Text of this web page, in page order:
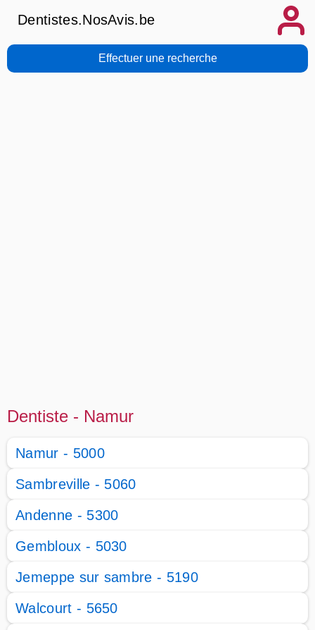
Dentistes.NosAvis.be
Effectuer une recherche
Dentiste - Namur
Namur - 5000
Sambreville - 5060
Andenne - 5300
Gembloux - 5030
Jemeppe sur sambre - 5190
Walcourt - 5650